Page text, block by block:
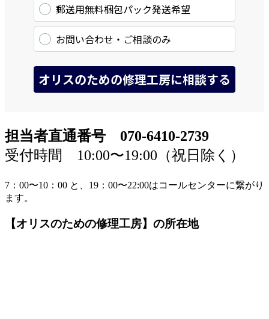
担当者直通番号 070-6410-2739
受付時間 10:00〜19:00（祝日除く）
7：00〜10：00 と、19：00〜22:00はコールセンターに繋がり
ます。
【オリスのための修理工房】の所在地